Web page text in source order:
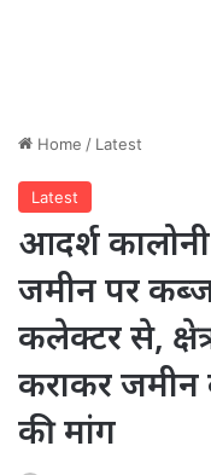
Home / Latest
Latest
आदर्श कालोनी
जमीन पर
कलेक्टर से,
कराकर जमीन
की मांग